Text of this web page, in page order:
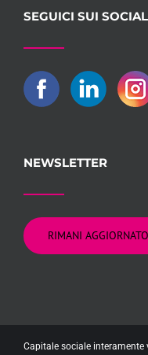
SEGUICI SUI SOCIAL
NEWSLETTER
RIMANI
Capitale sociale interamente